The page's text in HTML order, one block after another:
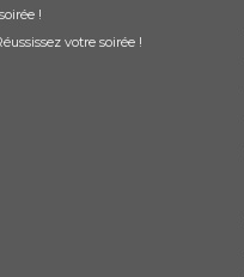
!
votre soirée !